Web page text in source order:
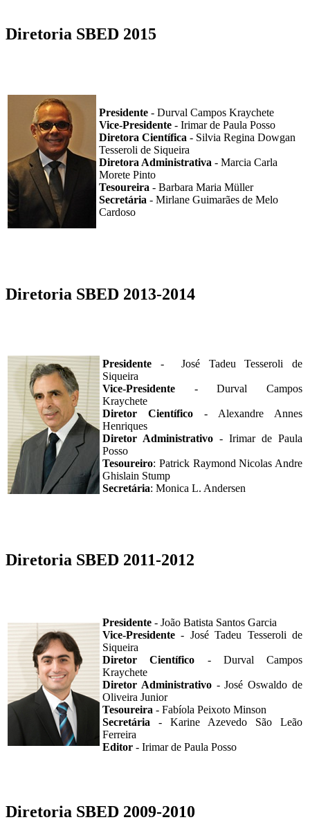
Diretoria SBED 2015
Presidente - Durval Campos Kraychete
Vice-Presidente - Irimar de Paula Posso
Diretora Científica - Silvia Regina Dowgan
Tesseroli de Siqueira
Diretora Administrativa - Marcia Carla
Morete Pinto
Tesoureira - Barbara Maria Müller
Secretária - Mirlane Guimarães de Melo
Cardoso
Diretoria SBED 2013-2014
Presidente - José Tadeu Tesseroli de
Siqueira
Vice-Presidente - Durval Campos
Kraychete
Diretor Científico - Alexandre Annes
Henriques
Diretor Administrativo - Irimar de Paula
Posso
Tesoureiro: Patrick Raymond Nicolas Andre
Ghislain Stump
Secretária: Monica L. Andersen
Diretoria SBED 2011-2012
Presidente - João Batista Santos Garcia
Vice-Presidente - José Tadeu Tesseroli de
Siqueira
Diretor Científico - Durval Campos
Kraychete
Diretor Administrativo- José Oswaldo de
Oliveira Junior
Tesoureira - Fabíola Peixoto Minson
Secretária - Karine Azevedo São Leão
Ferreira
Editor - Irimar de Paula Posso
Diretoria SBED 2009-2010